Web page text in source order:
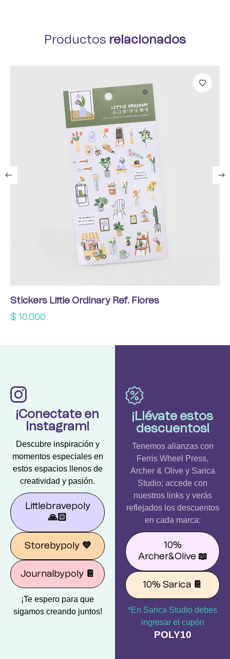
Productos relacionados
Stickers Little Ordinary Ref. Flores
$ 10.000
¡Conectate en
Instagram!
Descubre inspiración y
momentos especiales en
estos espacios llenos de
creatividad y pasión.
Littlebravepoly
🙏🏻
Storebypoly 💜
Journalbypoly 📔
¡Te espero para que
sigamos creando juntos!
¡Llévate estos
descuentos!
Tenemos alianzas con
Ferris Wheel Press,
Archer & Olive y Sarica
Studio; accede con
nuestros links y verás
reflejados los descuentos
en cada marca:
10%
Archer&Olive 📖
10% Sarica 📔
*En Sarica Studio debes
ingresar el cupón
POLY10